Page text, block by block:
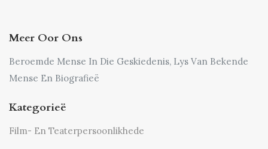
Meer Oor Ons
Beroemde Mense In Die Geskiedenis, Lys Van Bekende
Mense En Biografieë
Kategorieë
Film- En Teaterpersoonlikhede